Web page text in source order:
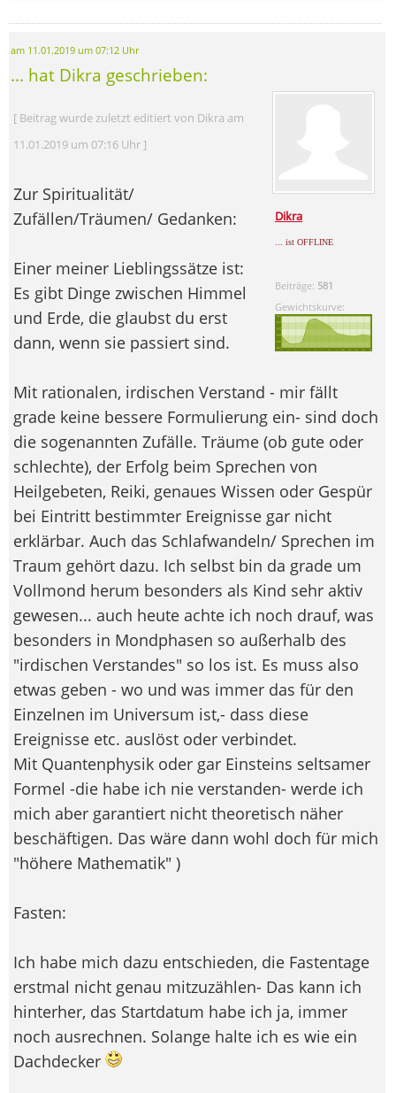
am 11.01.2019 um 07:12 Uhr
... hat Dikra geschrieben:
Dikra
... ist OFFLINE
Beiträge: 581
Gewichtskurve:
[ Beitrag wurde zuletzt editiert von Dikra am
11.01.2019 um 07:16 Uhr ]
Zur Spiritualität/
Zufällen/Träumen/ Gedanken:
Einer meiner Lieblingssätze ist:
Es gibt Dinge zwischen Himmel
und Erde, die glaubst du erst
dann, wenn sie passiert sind.
Mit rationalen, irdischen Verstand - mir fällt
grade keine bessere Formulierung ein- sind doch
die sogenannten Zufälle. Träume (ob gute oder
schlechte), der Erfolg beim Sprechen von
Heilgebeten, Reiki, genaues Wissen oder Gespür
bei Eintritt bestimmter Ereignisse gar nicht
erklärbar. Auch das Schlafwandeln/ Sprechen im
Traum gehört dazu. Ich selbst bin da grade um
Vollmond herum besonders als Kind sehr aktiv
gewesen... auch heute achte ich noch drauf, was
besonders in Mondphasen so außerhalb des
"irdischen Verstandes" so los ist. Es muss also
etwas geben - wo und was immer das für den
Einzelnen im Universum ist,- dass diese
Ereignisse etc. auslöst oder verbindet.
Mit Quantenphysik oder gar Einsteins seltsamer
Formel -die habe ich nie verstanden- werde ich
mich aber garantiert nicht theoretisch näher
beschäftigen. Das wäre dann wohl doch für mich
"höhere Mathematik" )
Fasten:
Ich habe mich dazu entschieden, die Fastentage
erstmal nicht genau mitzuzählen- Das kann ich
hinterher, das Startdatum habe ich ja, immer
noch ausrechnen. Solange halte ich es wie ein
Dachdecker